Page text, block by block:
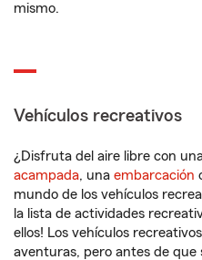
mismo.
Vehículos recreativos
¿Disfruta del aire libre con
acampada, una embarcación
mundo de los vehículos
la lista de actividades
ellos! Los vehículos
aventuras, pero antes de que